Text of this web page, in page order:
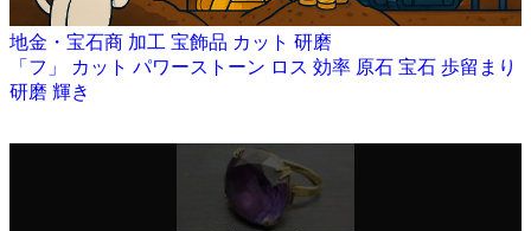
地金・宝石商 加工 宝飾品 カット 研磨
「フ」
カット パワーストーン ロス 効率 原石 宝石 歩留まり
研磨 輝き